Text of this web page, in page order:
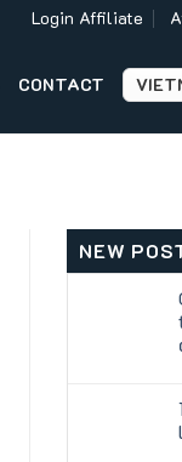
Login Affiliate
CONTACT
NEW